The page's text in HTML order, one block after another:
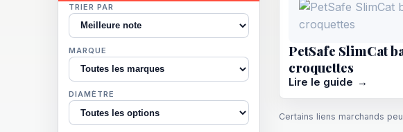
TRIER PAR
MARQUE
DIAMÈTRE
PetSafe SlimCat
croquettes
Lire le guide
Certains liens marchands